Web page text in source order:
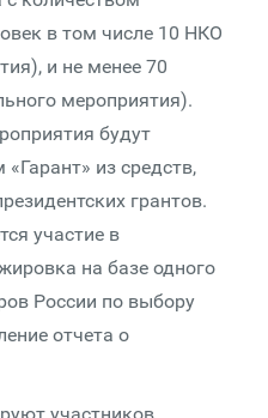
в том числе 10 НКО
и не менее 70
мероприятия).
будут
из средств,
грантов.
участие в
на базе одного
России по выбору
отчета о